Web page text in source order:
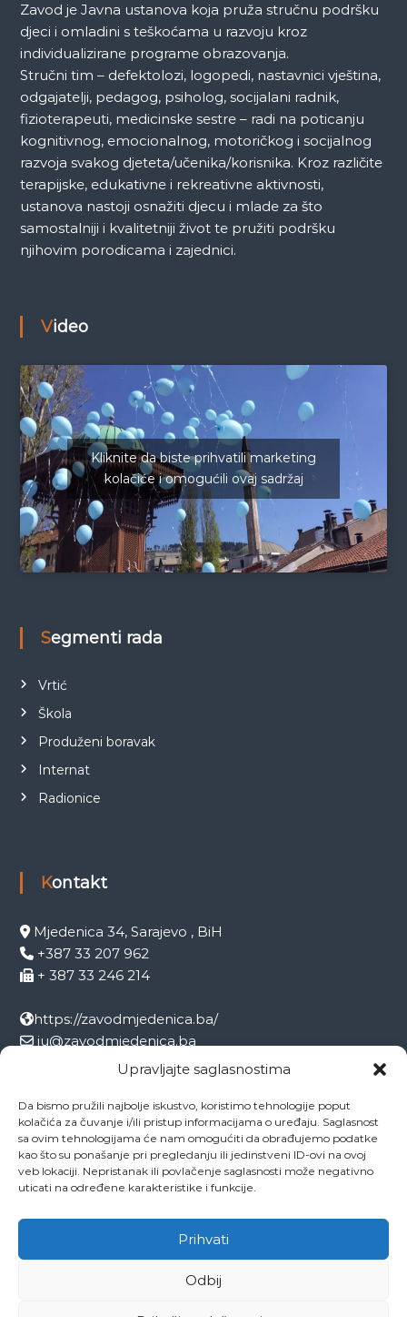
Upravljajte saglasnostima
Da bismo pružili najbolje iskustvo, koristimo tehnologije poput
kolačića za čuvanje i/ili pristup informacijama o uređaju. Saglasnost
sa ovim tehnologijama će nam omogućiti da obrađujemo podatke
kao što su ponašanje pri pregledanju ili jedinstveni ID-ovi na ovoj
veb lokaciji. Nepristanak ili povlačenje saglasnosti može negativno
uticati na određene karakteristike i funkcije.
Prihvati
Odbij
Zavod je Javna ustanova koja pruža stručnu podršku
djeci i omladini s teškoćama u razvoju kroz
individualizirane programe obrazovanja.
Stručni tim – defektolozi, logopedi, nastavnici vještina,
odgajatelji, pedagog, psiholog, socijalani radnik,
fizioterapeuti, medicinske sestre – radi na poticanju
kognitivnog, emocionalnog, motoričkog i socijalnog
razvoja svakog djeteta/učenika/korisnika. Kroz različite
terapijske, edukativne i rekreativne aktivnosti,
ustanova nastoji osnažiti djecu i mlade za što
samostalniji i kvalitetniji život te pružiti podršku
njihovim porodicama i zajednici.
Video
Kliknite da biste prihvatili marketing
kolačiće i omogućili ovaj sadržaj
Segmenti rada
Vrtić
Škola
Produženi boravak
Internat
Radionice
Kontakt
Mjedenica 34, Sarajevo , BiH
+387 33 207 962
+ 387 33 246 214
https://zavodmjedenica.ba/
ju@zavodmjedenica.ba
info@zamjed.edu.ba
Direktor:
+ 387 33 207 963
Sekretar:
+ 387 33 215 668
Pedagog:
+ 387 33 246 212
Psiholog:
+ 387 33 246 208
+ 387 33 207 001
ZAVOD MJEDENICA SARAJEVO